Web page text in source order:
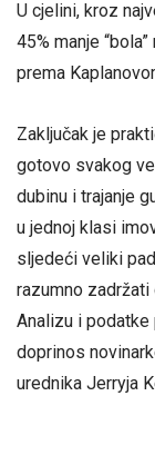
U cjelini, kroz
45% manje
prema
Zaključak je
gotovo svakog
dubinu i trajanje
u jednoj klasi
sljedeći veliki
razumno
Analizu i podatke
doprinos
urednika Jerryja